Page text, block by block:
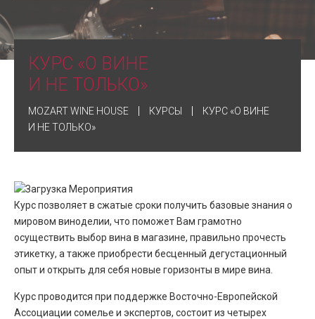
КУРС «О ВИНЕ
И НЕ ТОЛЬКО»
MOZART WINE HOUSE КУРСЫ
КУРС «О ВИНЕ
И НЕ ТОЛЬКО»
Курс позволяет в сжатые сроки получить базовые знания о
мировом виноделии, что поможет Вам грамотно
осуществить выбор вина в магазине, правильно прочесть
этикетку, а также приобрести бесценный дегустационный
опыт и открыть для себя новые горизонты в мире вина.
Курс проводится при поддержке Восточно-Европейской
Ассоциации сомелье и экспертов, состоит из четырех